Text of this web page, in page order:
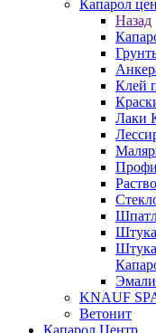
Капарол
Назад
Клей
Лаки
KNAUF
Ветонит
Капарол Центр